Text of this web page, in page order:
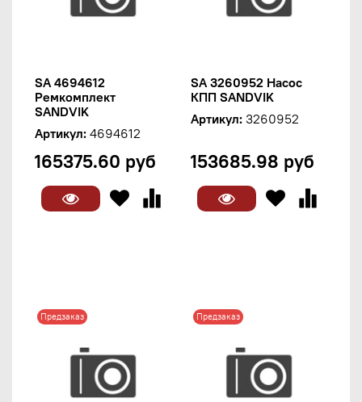
SA 4694612
Ремкомплект
SANDVIK
Артикул: 4694612
165375.60 руб
SA 3260952 Насос
КПП SANDVIK
Артикул: 3260952
153685.98 руб
Предзаказ Предзаказ